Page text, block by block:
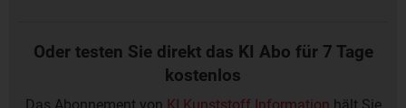
Oder testen Sie direkt das KI Abo für 7 Tage
kostenlos